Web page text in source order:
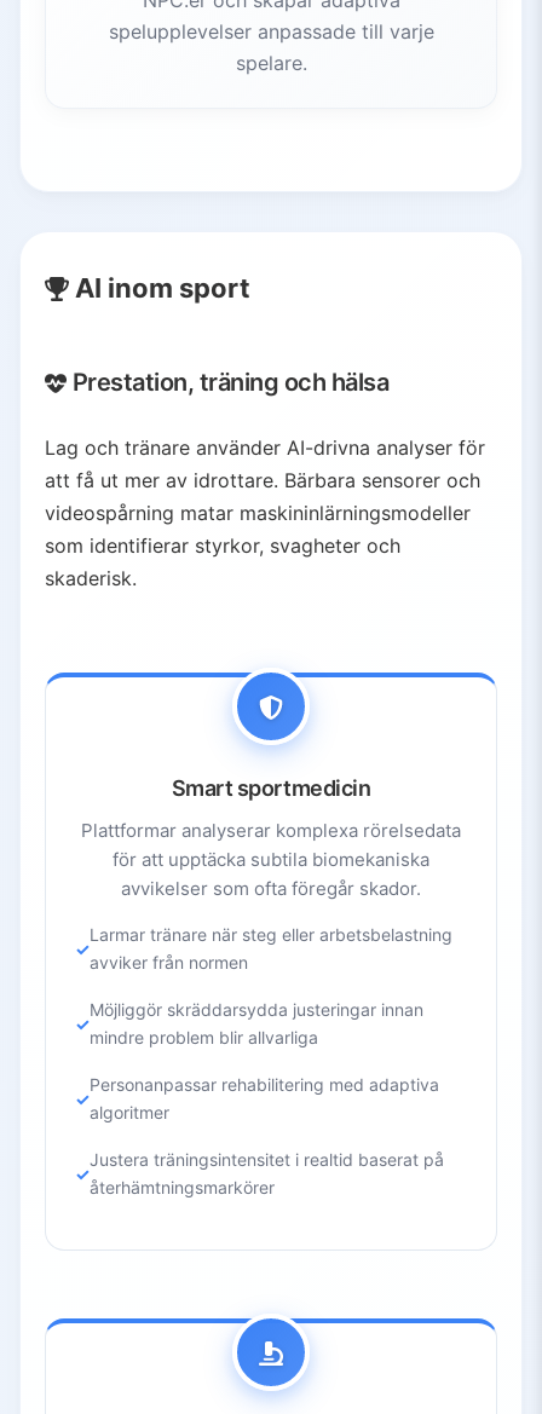
spelupplevelser anpassade till varje
spelare.
AI inom sport
Prestation, träning och hälsa
Lag och tränare använder AI-drivna analyser för
att få ut mer av idrottare. Bärbara sensorer och
videospårning matar maskininlärningsmodeller
som identifierar styrkor, svagheter och
skaderisk.
Smart sportmedicin
Plattformar analyserar komplexa rörelsedata
för att upptäcka subtila biomekaniska
avvikelser som ofta föregår skador.
Larmar tränare när steg eller arbetsbelastning
avviker från normen
Möjliggör skräddarsydda justeringar innan
mindre problem blir allvarliga
Personanpassar rehabilitering med adaptiva
algoritmer
Justera träningsintensitet i realtid baserat på
återhämtningsmarkörer